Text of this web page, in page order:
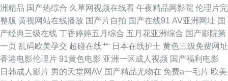
在线 91极品 看电影免费网站 美女在线抠逼 91色禁片 国产精品麻豆传媒91
视频 欧美在线综合观看 91av天堂 92午夜理伦剧场免费 久久网青青草网 五
月天a片日韩国产不卡 www9热 80s 最近韩国电影免费观看 黄色仓库网站 91
洲精品 国产热综合 久草网视频在线看 午夜精品网影院 伦理片完
整版 黄视网站在线播放 国产片自拍 国产在线91 AV亚洲网址 国
产经典三级在线 丁香婷婷五月综合 五月花亚洲综合 国产影院第
一页 乱码欧美孕交 超碰在线艹 日本在线护士 黄色三级免费网址
香港电影伦理片 91黄色电影 亚洲一区成人视频 国产福利电影
日韩成人影片 男的天堂网AV 国产精品尤物在 免费a一毛片 欧美